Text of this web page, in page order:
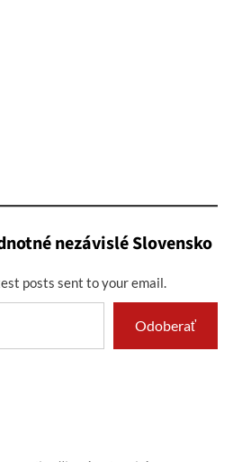
nezávislé Slovensko
posts sent to your email.
Odoberať